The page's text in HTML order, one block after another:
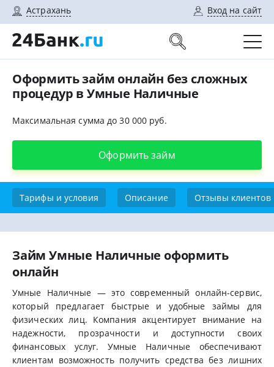
Астрахань Вход на сайт
Оформить займ онлайн без сложных
процедур в Умные Наличные
Максимальная сумма до 30 000 руб.
Оформить займ
Тарифы и условия Описание Отзывы клиентов
Займ Умные Наличные оформить
онлайн
Умные Наличные — это современный онлайн-сервис,
который предлагает быстрые и удобные займы для
физических лиц. Компания акцентирует внимание на
надежности, прозрачности и доступности своих
финансовых услуг. Умные Наличные обеспечивают
клиентам возможность получить средства без лишних